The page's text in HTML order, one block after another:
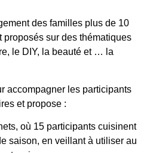
des familles plus de 10
sur des thématiques
le DIY, la beauté et … la
accompagner les participants
et propose :
où 15 participants cuisinent
saison, en veillant à utiliser au